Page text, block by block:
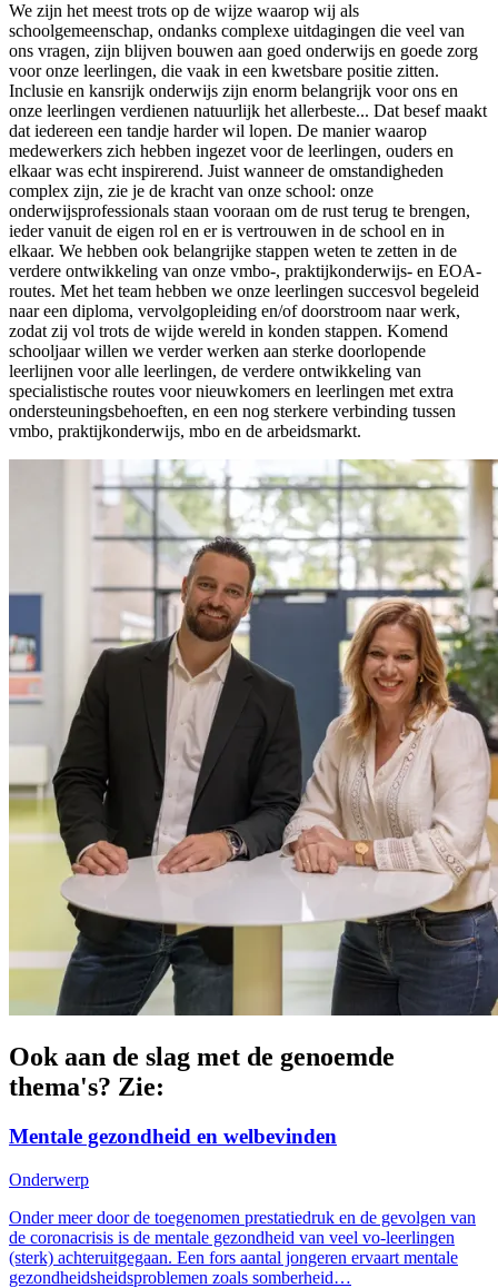
We zijn het meest trots op de wijze waarop wij als
schoolgemeenschap, ondanks complexe uitdagingen die veel van
ons vragen, zijn blijven bouwen aan goed onderwijs en goede zorg
voor onze leerlingen, die vaak in een kwetsbare positie zitten.
Inclusie en kansrijk onderwijs zijn enorm belangrijk voor ons en
onze leerlingen verdienen natuurlijk het allerbeste... Dat besef maakt
dat iedereen een tandje harder wil lopen. De manier waarop
medewerkers zich hebben ingezet voor de leerlingen, ouders en
elkaar was echt inspirerend. Juist wanneer de omstandigheden
complex zijn, zie je de kracht van onze school: onze
onderwijsprofessionals staan vooraan om de rust terug te brengen,
ieder vanuit de eigen rol en er is vertrouwen in de school en in
elkaar. We hebben ook belangrijke stappen weten te zetten in de
verdere ontwikkeling van onze vmbo-, praktijkonderwijs- en EOA-
routes. Met het team hebben we onze leerlingen succesvol begeleid
naar een diploma, vervolgopleiding en/of doorstroom naar werk,
zodat zij vol trots de wijde wereld in konden stappen. Komend
schooljaar willen we verder werken aan sterke doorlopende
leerlijnen voor alle leerlingen, de verdere ontwikkeling van
specialistische routes voor nieuwkomers en leerlingen met extra
ondersteuningsbehoeften, en een nog sterkere verbinding tussen
vmbo, praktijkonderwijs, mbo en de arbeidsmarkt.
Ook aan de slag met de genoemde
thema's? Zie:
Mentale gezondheid en welbevinden
Onderwerp
Onder meer door de toegenomen prestatiedruk en de gevolgen van
de coronacrisis is de mentale gezondheid van veel vo-leerlingen
(sterk) achteruitgegaan. Een fors aantal jongeren ervaart mentale
gezondheidsheidsproblemen zoals somberheid…